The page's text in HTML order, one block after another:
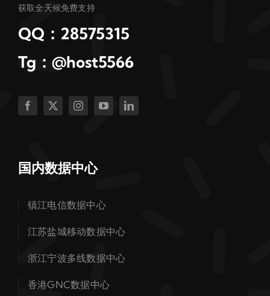
获取全天候免费支持
QQ：28575315
Tg：@host5566
国内数据中心
镇江电信数据中心
江苏盐城移动数据中心
浙江宁波多线数据中心
香港GNC数据中心